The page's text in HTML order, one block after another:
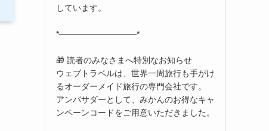
しています。
*─────────────*
🎁 読者のみなさまへ特別なお知らせ
ウェブトラベルは、世界一周旅行も手がけ
るオーダーメイド旅行の専門会社です。
アンバサダーとして、みかんのお得なキャ
ンペーンコードをご用意いただきました。